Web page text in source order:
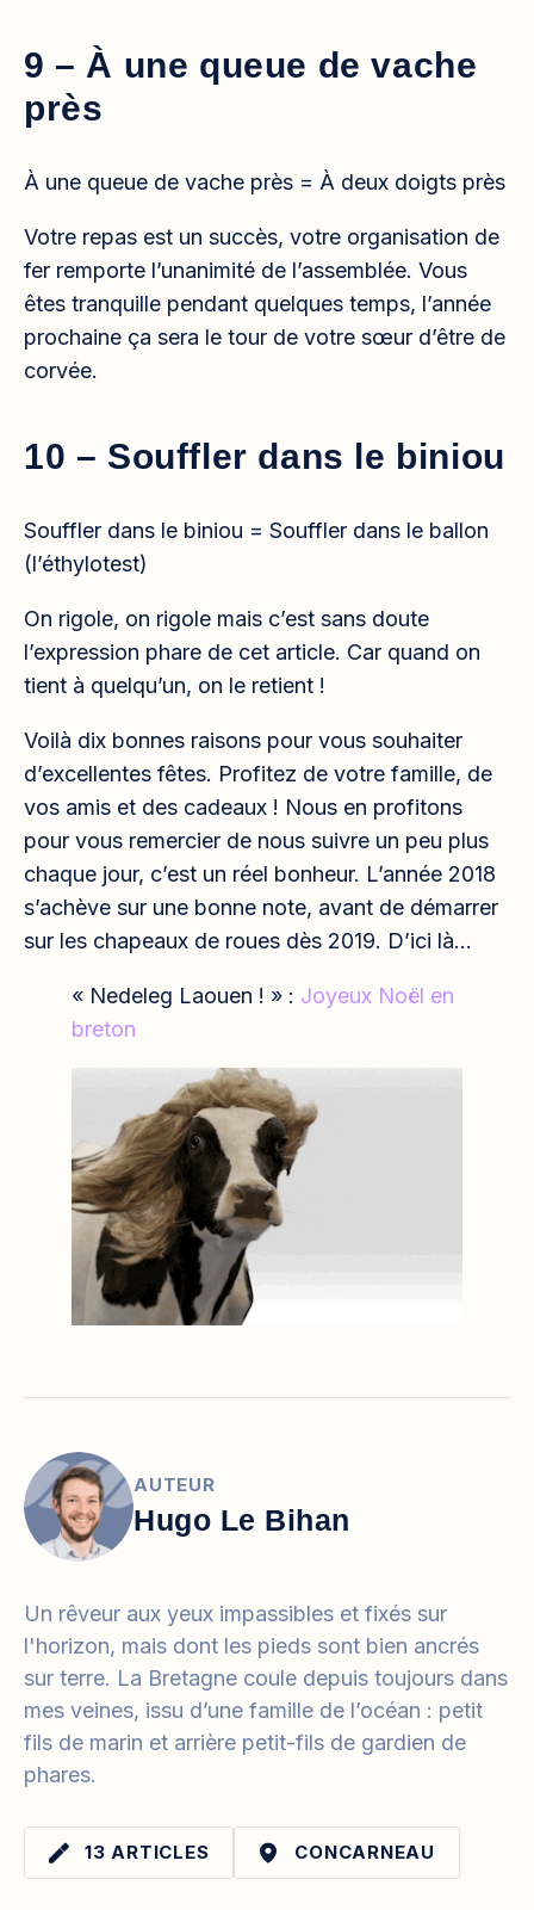
9 – À une queue de vache
près
À une queue de vache près = À deux doigts près
Votre repas est un succès, votre organisation de
fer remporte l’unanimité de l’assemblée. Vous
êtes tranquille pendant quelques temps, l’année
prochaine ça sera le tour de votre sœur d’être de
corvée.
10 – Souffler dans le biniou
Souffler dans le biniou = Souffler dans le ballon
(l’éthylotest)
On rigole, on rigole mais c’est sans doute
l’expression phare de cet article. Car quand on
tient à quelqu’un, on le retient !
Voilà dix bonnes raisons pour vous souhaiter
d’excellentes fêtes. Profitez de votre famille, de
vos amis et des cadeaux ! Nous en profitons
pour vous remercier de nous suivre un peu plus
chaque jour, c’est un réel bonheur. L’année 2018
s’achève sur une bonne note, avant de démarrer
sur les chapeaux de roues dès 2019. D’ici là…
« Nedeleg Laouen ! » : Joyeux Noël en
breton
AUTEUR
Hugo Le Bihan
Un rêveur aux yeux impassibles et fixés sur
l'horizon, mais dont les pieds sont bien ancrés
sur terre. La Bretagne coule depuis toujours dans
mes veines, issu d’une famille de l’océan : petit
fils de marin et arrière petit-fils de gardien de
phares.
13 ARTICLES CONCARNEAU